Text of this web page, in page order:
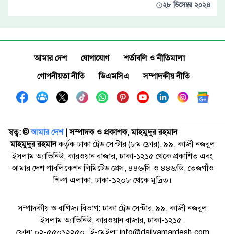
২৮ ডিসেম্বর ২০২৪
আমার দেশ যোগাযোগ
শর্তাবলি ও নীতিমালা
গোপনীয়তা নীতি
ডিএমসিএ সম্পাদকীয় নীতি
স্বত্ব: ©️আমার দেশ| সম্পাদক ও প্রকাশক, মাহমুদুর রহমান
মাহমুদুর রহমানকর্তৃক ঢাকা ট্রেড সেন্টার (৮ম ফ্লোর), ৯৯, কাজী নজরুল
ইসলাম অ্যাভিনিউ, কারওয়ান বাজার, ঢাকা-১২১৫ থেকে প্রকাশিত এবং
আমার দেশ পাবলিকেশন লিমিটেড প্রেস, ৪৪৬/সি ও ৪৪৬/ডি, তেজগাঁও
শিল্প এলাকা, ঢাকা-১২০৮ থেকে মুদ্রিত।
সম্পাদকীয় ও বাণিজ্য বিভাগ: ঢাকা ট্রেড সেন্টার, ৯৯, কাজী নজরুল
ইসলাম অ্যাভিনিউ, কারওয়ান বাজার, ঢাকা-১২১৫।